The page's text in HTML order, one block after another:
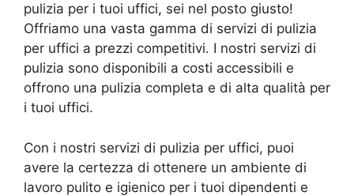
pulizia per i tuoi uffici, sei nel posto giusto!
Offriamo una vasta gamma di servizi di pulizia
per uffici a prezzi competitivi. I nostri servizi di
pulizia sono disponibili a costi accessibili e
offrono una pulizia completa e di alta qualità per
i tuoi uffici.
Con i nostri servizi di pulizia per uffici, puoi
avere la certezza di ottenere un ambiente di
lavoro pulito e igienico per i tuoi dipendenti e